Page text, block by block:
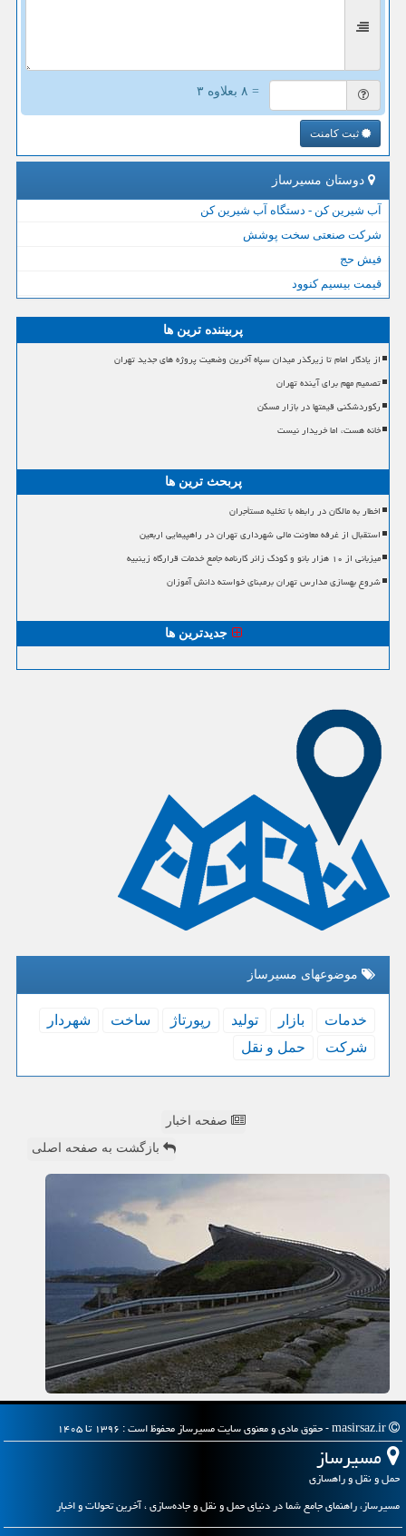
= ۸ بعلاوه ۳
ثبت کامنت
دوستان مسیرساز
آب شیرین کن - دستگاه آب شیرین کن
شرکت صنعتی سخت پوشش
فیش حج
قیمت بیسیم کنوود
پربیننده ترین ها
از یادگار امام تا زیرگذر میدان سپاه آخرین وضعیت پروژه های جدید تهران
تصمیم مهم برای آینده تهران
رکوردشکنی قیمتها در بازار مسکن
خانه هست، اما خریدار نیست
پربحث ترین ها
اخطار به مالکان در رابطه با تخلیه مستأجران
استقبال از غرفه معاونت مالی شهرداری تهران در راهپیمایی اربعین
میزبانی از ۱۰ هزار بانو و کودک زائر کارنامه جامع خدمات قرارگاه زینبیه
شروع بهسازی مدارس تهران برمبنای خواسته دانش آموزان
جدیدترین ها
موضوعهای مسیرساز
خدمات بازار تولید رپورتاژ ساخت
شهردار
شركت
حمل و نقل
صفحه اخبار
بازگشت به صفحه اصلی
مسیرساز
حمل و نقل و راهسازی
مسیرساز، راهنمای جامع شما در دنیای حمل و نقل و جاده‌سازی ، آخرین تحولات و اخبار